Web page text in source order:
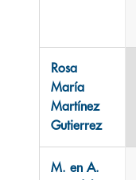
Rosa
María
Martínez
Gutierrez
M. en A.